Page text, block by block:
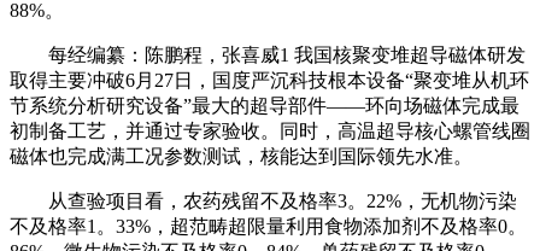
88%。
每经编纂：陈鹏程，张喜威1 我国核聚变堆超导磁体研发
取得主要冲破6月27日，国度严沉科技根本设备“聚变堆从机环
节系统分析研究设备”最大的超导部件——环向场磁体完成最
初制备工艺，并通过专家验收。同时，高温超导核心螺管线圈
磁体也完成满工况参数测试，核能达到国际领先水准。
从查验项目看，农药残留不及格率3。22%，无机物污染
不及格率1。33%，超范畴超限量利用食物添加剂不及格率0。